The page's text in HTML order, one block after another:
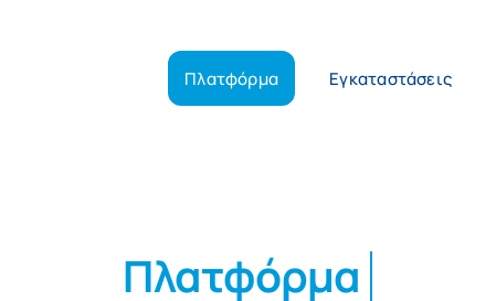
Πλατφόρμα Εγκαταστάσεις